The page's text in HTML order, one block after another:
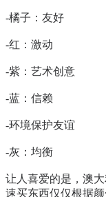
-橘子：友好
-红：激动
-紫：艺术创意
-蓝：信赖
-环境保护友谊
-灰：均衡
让人喜爱的是，澳
速买东西仅仅根据